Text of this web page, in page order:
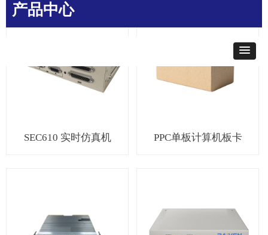
产品中心
SEC610 实时仿真机 PPC单板计算机板卡